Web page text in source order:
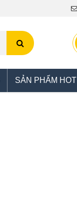
SẢN PHẨM HOT